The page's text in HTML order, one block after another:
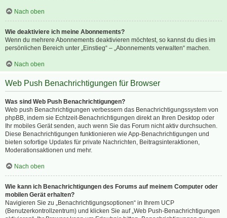
Nach oben
Wie deaktiviere ich meine Abonnements?
Wenn du mehrere Abonnements deaktivieren möchtest, so kannst du dies im
persönlichen Bereich unter „Einstieg“ – „Abonnements verwalten“ machen.
Nach oben
Web Push Benachrichtigungen für Browser
Was sind Web Push Benachrichtigungen?
Web push Benachrichtigungen verbessern das Benachrichtigungssystem von
phpBB, indem sie Echtzeit-Benachrichtigungen direkt an Ihren Desktop oder
Ihr mobiles Gerät senden, auch wenn Sie das Forum nicht aktiv durchsuchen.
Diese Benachrichtigungen funktionieren wie App-Benachrichtigungen und
bieten sofortige Updates für private Nachrichten, Beitragsinteraktionen,
Moderationsaktionen und mehr.
Nach oben
Wie kann ich Benachrichtigungen des Forums auf meinem Computer oder
mobilen Gerät erhalten?
Navigieren Sie zu „Benachrichtigungsoptionen“ in Ihrem UCP
(Benutzerkontrollzentrum) und klicken Sie auf „Web Push-Benachrichtigungen